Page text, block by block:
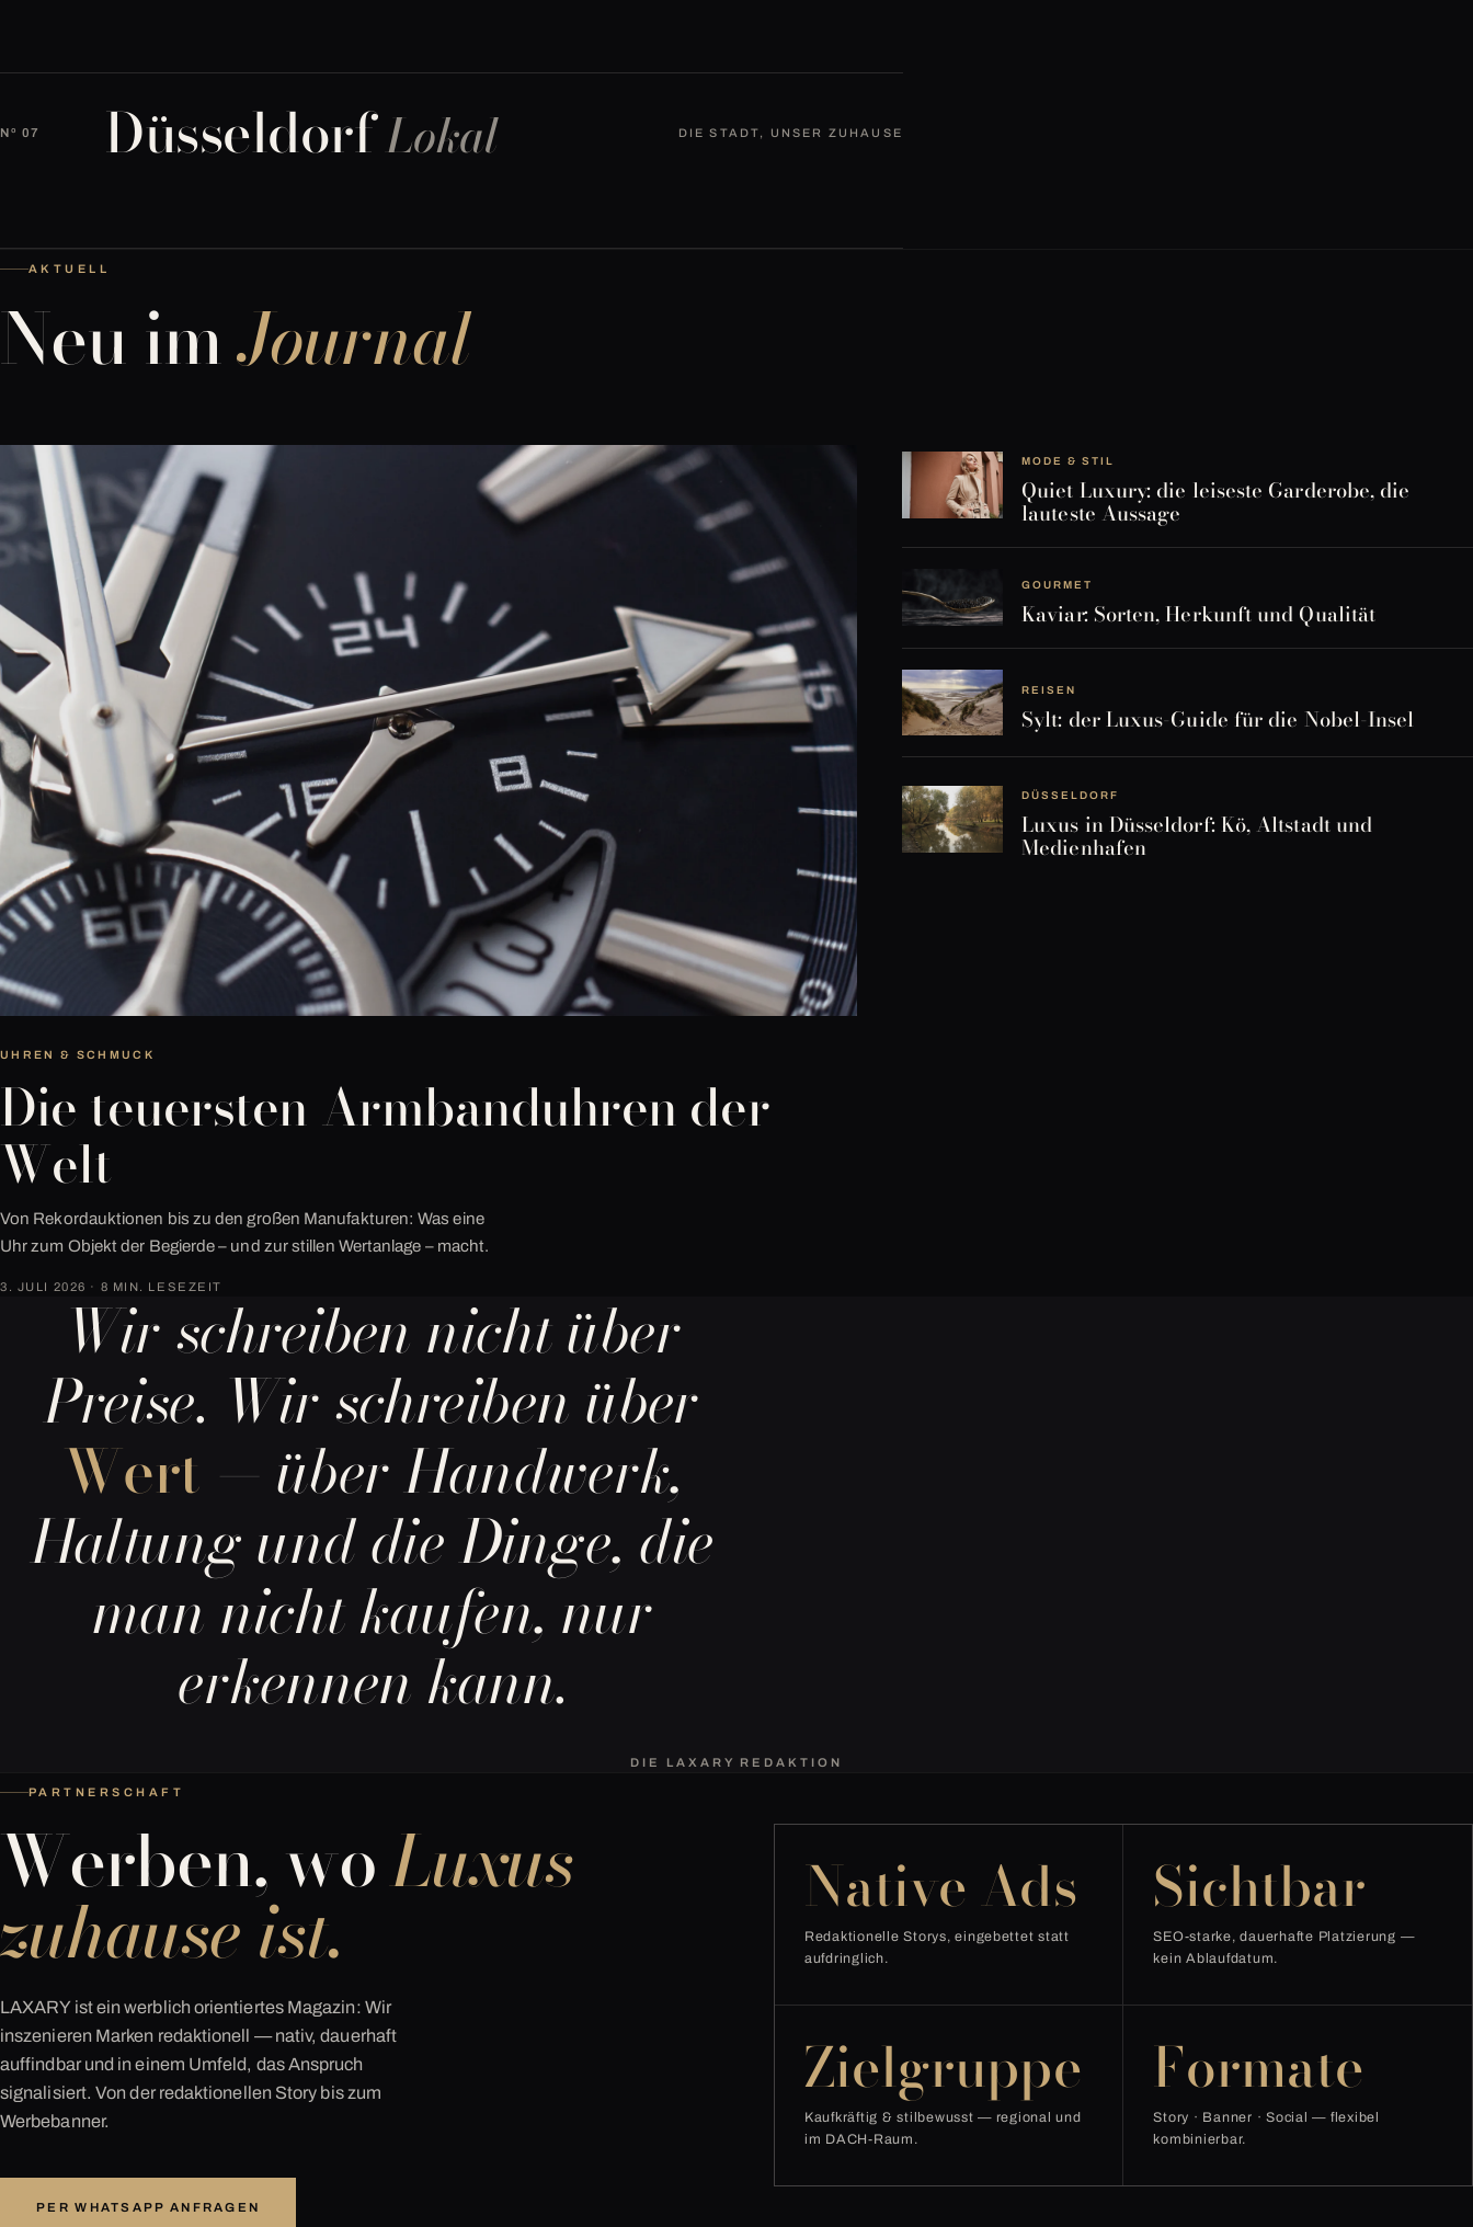
Nº 07 DüsseldorfLokal DIE STADT, UNSER ZUHAUSE
AKTUELL
Neu imJournal
UHREN & SCHMUCK
Die teuersten Armbanduhren der
Welt
Von Rekordauktionen bis zu den großen Manufakturen: Was eine
Uhr zum Objekt der Begierde – und zur stillen Wertanlage – macht.
3. JULI 2026 · 8 MIN. LESEZEIT
MODE & STIL
Quiet Luxury: die leiseste Garderobe, die
lauteste Aussage
GOURMET
Kaviar: Sorten, Herkunft und Qualität
REISEN
Sylt: der Luxus-Guide für die Nobel-Insel
DÜSSELDORF
Luxus in Düsseldorf: Kö, Altstadt und
Medienhafen
Wir schreiben nicht über
Preise. Wir schreiben über
Wert — über Handwerk,
Haltung und die Dinge, die
man nicht kaufen, nur
erkennen kann.
DIE LAXARY REDAKTION
PARTNERSCHAFT
Werben, woLuxus
zuhause ist.
LAXARY ist ein werblich orientiertes Magazin: Wir
inszenieren Marken redaktionell — nativ, dauerhaft
auffindbar und in einem Umfeld, das Anspruch
signalisiert. Von der redaktionellen Story bis zum
Werbebanner.
PER WHATSAPP ANFRAGEN
Native Ads
Redaktionelle Storys, eingebettet statt
aufdringlich.
Sichtbar
SEO-starke, dauerhafte Platzierung —
kein Ablaufdatum.
Zielgruppe
Kaufkräftig & stilbewusst — regional und
im DACH-Raum.
Formate
Story · Banner · Social — flexibel
kombinierbar.